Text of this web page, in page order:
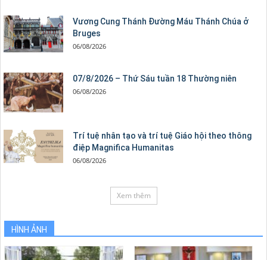
Vương Cung Thánh Ðường Máu Thánh Chúa ở
Bruges
06/08/2026
07/8/2026 – Thứ Sáu tuần 18 Thường niên
06/08/2026
Trí tuệ nhân tạo và trí tuệ Giáo hội theo thông
điệp Magnifica Humanitas
06/08/2026
Xem thêm
HÌNH ẢNH